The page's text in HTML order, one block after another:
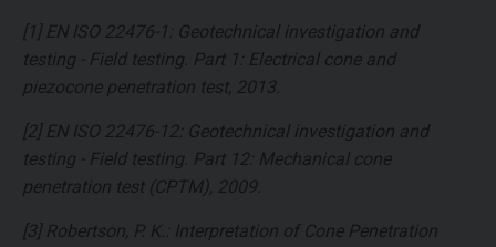
[1] EN ISO 22476-1: Geotechnical investigation and
testing - Field testing. Part 1: Electrical cone and
piezocone penetration test, 2013.
[2] EN ISO 22476-12: Geotechnical investigation and
testing - Field testing. Part 12: Mechanical cone
penetration test (CPTM), 2009.
[3] Robertson, P. K.: Interpretation of Cone Penetration